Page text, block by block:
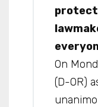
On
(D-OR)